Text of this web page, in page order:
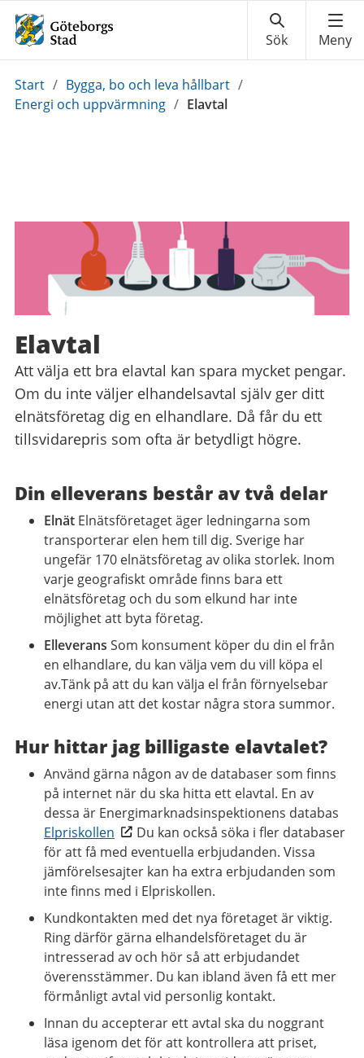
Du
är
Start / Bygga, bo och leva hållbart /
Energi och uppvärmning / Elavtal
Elavtal
Att välja ett bra elavtal kan spara mycket pengar.
Om du inte väljer elhandelsavtal själv ger ditt
elnätsföretag dig en elhandlare. Då får du ett
tillsvidarepris som ofta är betydligt högre.
Din elleverans består av två delar
Elnät Elnätsföretaget äger ledningarna som
transporterar elen hem till dig. Sverige har
ungefär 170 elnätsföretag av olika storlek. Inom
varje geografiskt område finns bara ett
elnätsföretag och du som elkund har inte
möjlighet att byta företag.
Elleverans Som konsument köper du din el från
en elhandlare, du kan välja vem du vill köpa el
av.Tänk på att du kan välja el från förnyelsebar
energi utan att det kostar några stora summor.
Hur hittar jag billigaste elavtalet?
Använd gärna någon av de databaser som finns
på internet när du ska hitta ett elavtal. En av
dessa är Energimarknadsinspektionens databas
Elpriskollen
Du kan också söka i fler databaser
för att få med eventuella erbjudanden. Vissa
jämförelsesajter kan ha extra erbjudanden som
inte finns med i Elpriskollen.
Kundkontakten med det nya företaget är viktig.
Ring därför gärna elhandelsföretaget du är
intresserad av och hör så att erbjudandet
överensstämmer. Du kan ibland även få ett mer
förmånligt avtal vid personlig kontakt.
Innan du accepterar ett avtal ska du noggrant
läsa igenom det för att kontrollera att priset,